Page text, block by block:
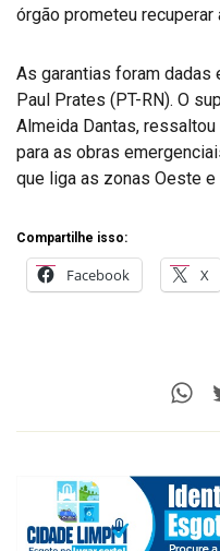
órgão prometeu recuperar
As garantias foram dadas
Paul Prates (PT-RN). O
Almeida Dantas,
para as obras
que liga as zonas Oeste e
Compartilhe isso:
Facebook X